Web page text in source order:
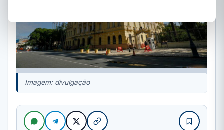
Imagem: divulgação